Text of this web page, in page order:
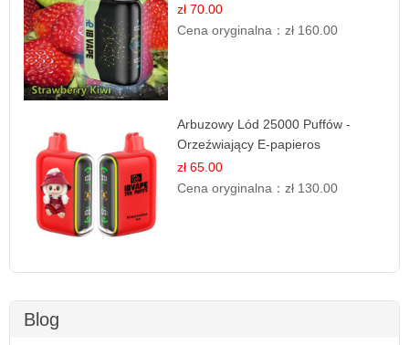
zł 70.00
Cena oryginalna：zł 160.00
Arbuzowy Lód 25000 Puffów -
Orzeźwiający E-papieros
Jednorazowy
zł 65.00
Cena oryginalna：zł 130.00
Blog